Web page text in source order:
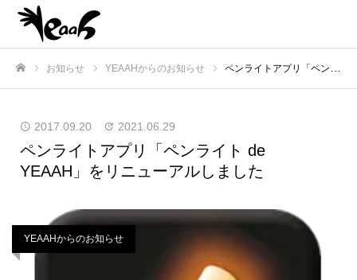
お知らせ YEAAHからのお知らせ ペンライトアプリ「ペンライト de YEAAH」をリニューアルしました
2017.09.20 2021.06.29
ペンライトアプリ「ペンライト de
YEAAH」をリニューアルしました
YEAAHからのお知らせ